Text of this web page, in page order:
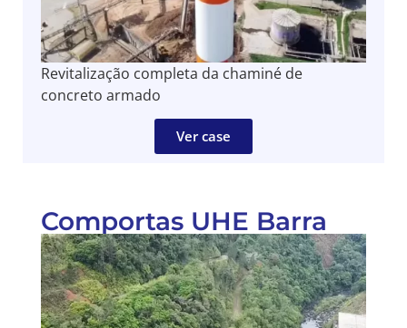
Revitalização completa da chaminé de
concreto armado
Ver case
Comportas UHE Barra